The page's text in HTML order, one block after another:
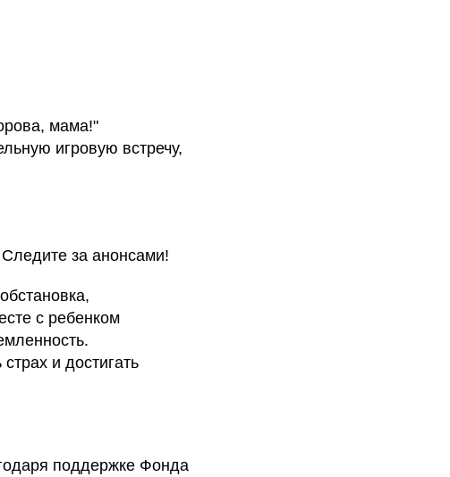
мама!"
игровую встречу,
за анонсами!
с ребенком
и достигать
поддержке Фонда